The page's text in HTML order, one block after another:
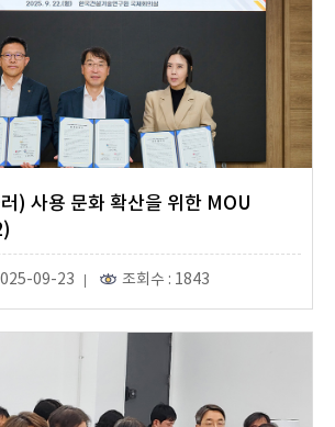
) 사용 문화 확산을 위한 MOU
09-23 조회수 : 1843